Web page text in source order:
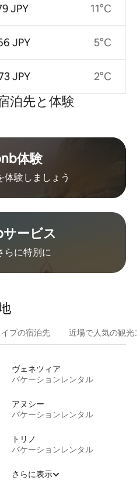
JPY
JPY
JPY
11°C
5°C
2°C
泊⁠先と体⁠験
体験
体験しましょう
ー⁠ビ⁠ス
ら⁠に特⁠別⁠に
プ⁠の宿⁠泊⁠先 近場で人気の観光
ヴェネツィア
バケーションレンタル
アヌシー
バケーションレンタル
トリノ
バケーションレンタル
さらに表示